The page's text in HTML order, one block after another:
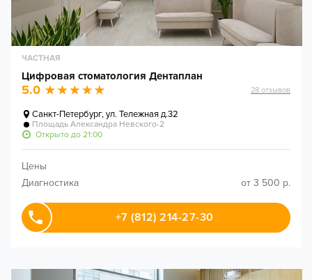
ЧАСТНАЯ
Цифровая стоматология Дентаплан
5.0 28 отзывов
Санкт-Петербург,ул. Тележная д.32
Площадь Александра Невского-2
Открыто до 21:00
Цены
Диагностика
от 3 500 р.
+7 (812) 214-27-30